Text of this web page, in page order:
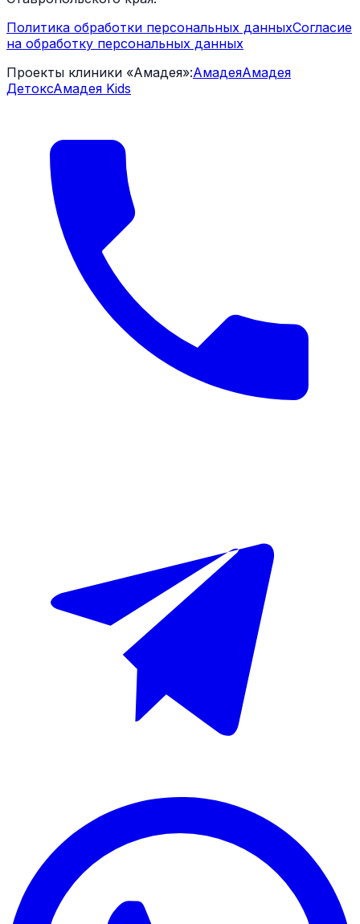
Политика обработки персональных данныхСогласие
на обработку персональных данных
Проекты клиники «Амадея»:АмадеяАмадея
ДетоксАмадея Kids